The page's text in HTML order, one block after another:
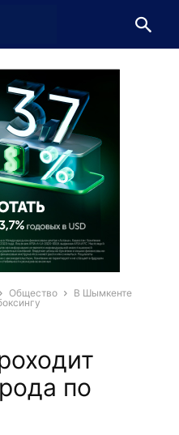
Общество
В Шымкенте
по